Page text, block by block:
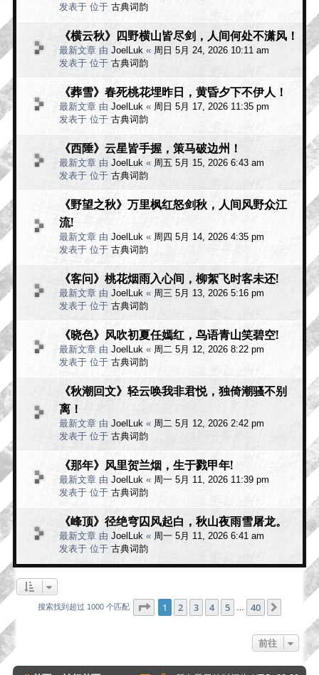
发表于 位于 古典词韵
《横云秋》四野横山皆尽剑，人间何处不潇风！
最新文章 由 JoelLuk « 周日 5月 24, 2026 10:11 am
发表于 位于 古典词韵
《葬雪》春死桃花埋昨日，黄昏夕下不伊人！
最新文章 由 JoelLuk « 周日 5月 17, 2026 11:35 pm
发表于 位于 古典词韵
《西陲》云星皆手握，策马破边州！
最新文章 由 JoelLuk « 周五 5月 15, 2026 6:43 am
发表于 位于 古典词韵
《野望之秋》万里枫红怒剑秋，人间风野众江
流!
最新文章 由 JoelLuk « 周四 5月 14, 2026 4:35 pm
发表于 位于 古典词韵
《客问》桃花烟雨入心间，柳絮飞时客未还!
最新文章 由 JoelLuk « 周三 5月 13, 2026 5:16 pm
发表于 位于 古典词韵
《晓色》风吹初夏任嫣红，鸟语青山笑碧空!
最新文章 由 JoelLuk « 周二 5月 12, 2026 8:22 pm
发表于 位于 古典词韵
《秋潮回文》轻云唤我非君悦，独倚潮骚不别
离！
最新文章 由 JoelLuk « 周二 5月 12, 2026 2:42 pm
发表于 位于 古典词韵
《那年》风里贺兰烟，生于戮甲年!
最新文章 由 JoelLuk « 周一 5月 11, 2026 11:39 pm
发表于 位于 古典词韵
《峰顶》径绝穹囚风起白，秋山夜雨雪屠龙。
最新文章 由 JoelLuk « 周一 5月 11, 2026 6:41 am
发表于 位于 古典词韵
搜索找到超过 1000 个匹配 分页：1 40
1 2 3 4 5 40
前往